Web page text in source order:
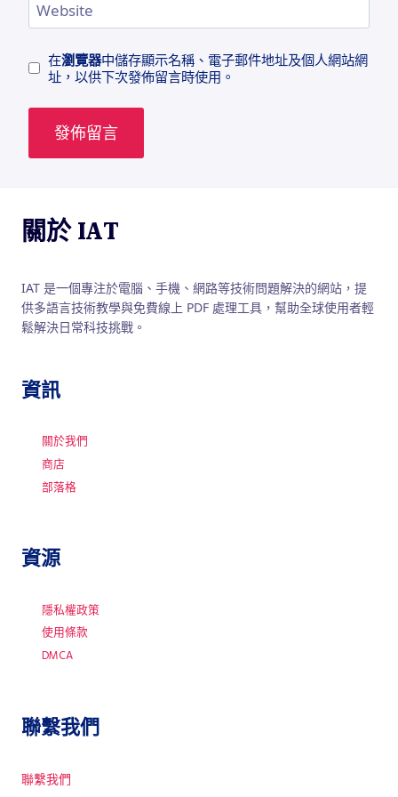
Website
在瀏覽器中儲存顯示名稱、電子郵件地址及個人網站網
址，以供下次發佈留言時使用。
關於 IAT
IAT 是一個專注於電腦、手機、網路等技術問題解決的網站，提
供多語言技術教學與免費線上 PDF 處理工具，幫助全球使用者輕
鬆解決日常科技挑戰。
資訊
關於我們
商店
部落格
資源
隱私權政策
使用條款
DMCA
聯繫我們
聯繫我們